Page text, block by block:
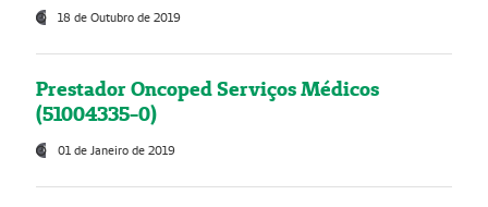
18 de Outubro de 2019
Prestador Oncoped Serviços Médicos
(51004335-0)
01 de Janeiro de 2019